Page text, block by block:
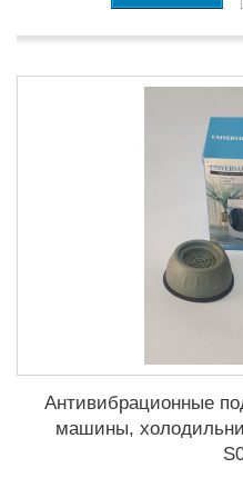
Антивибрационные
машины,